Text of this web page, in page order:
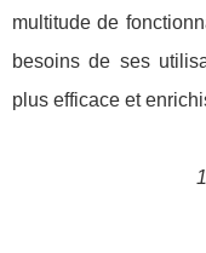
multitude de
besoins de ses
plus efficace et